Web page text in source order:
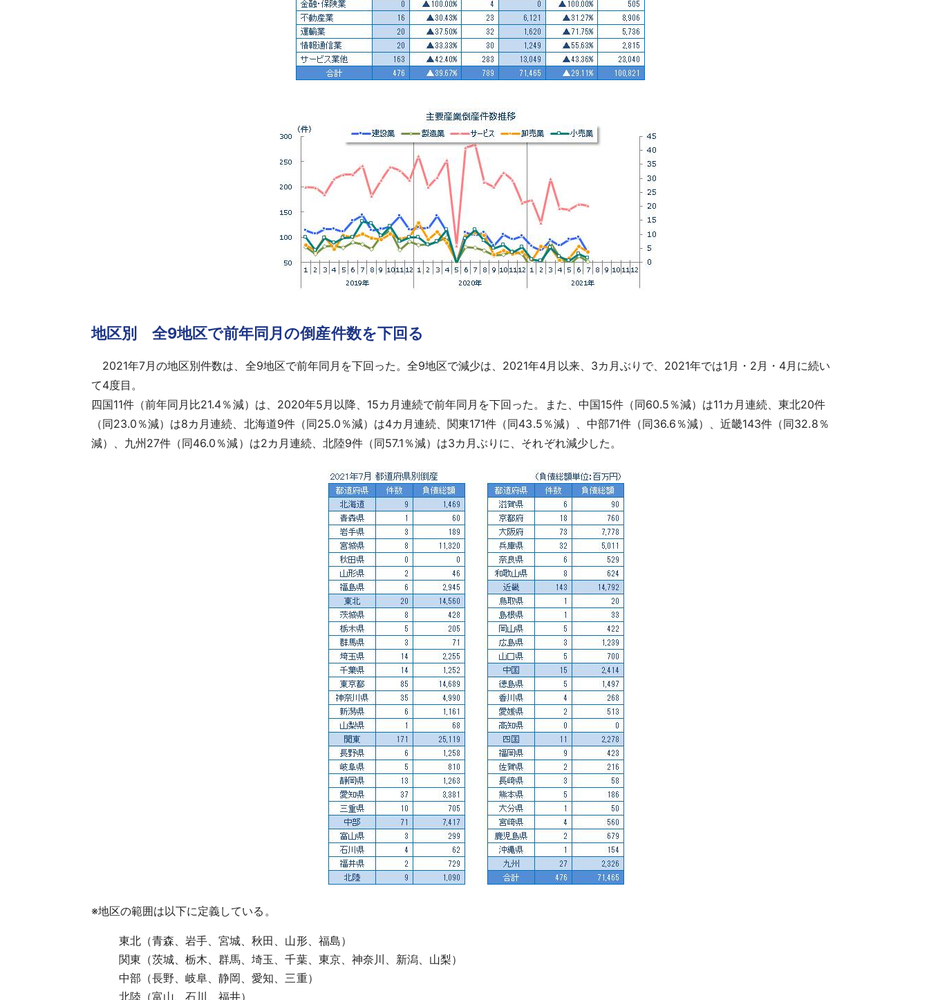
地区別 全9地区で前年同月の倒産件数を下回る
2021年7月の地区別件数は、全9地区で前年同月を下回った。全9地区で減少は、2021年4月以来、3カ月ぶりで、2021年では1月・2月・4月に続い
て4度目。
四国11件（前年同月比21.4％減）は、2020年5月以降、15カ月連続で前年同月を下回った。また、中国15件（同60.5％減）は11カ月連続、東北20件
（同23.0％減）は8カ月連続、北海道9件（同25.0％減）は4カ月連続、関東171件（同43.5％減）、中部71件（同36.6％減）、近畿143件（同32.8％
減）、九州27件（同46.0％減）は2カ月連続、北陸9件（同57.1％減）は3カ月ぶりに、それぞれ減少した。
※地区の範囲は以下に定義している。
東北（青森、岩手、宮城、秋田、山形、福島）
関東（茨城、栃木、群馬、埼玉、千葉、東京、神奈川、新潟、山梨）
中部（長野、岐阜、静岡、愛知、三重）
北陸（富山、石川、福井）